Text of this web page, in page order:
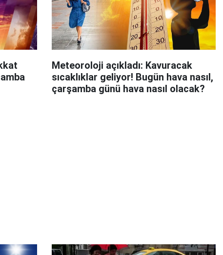
Meteoroloji açıkladı: Kavuracak
sıcaklıklar geliyor! Bugün hava nasıl,
çarşamba günü hava nasıl olacak?